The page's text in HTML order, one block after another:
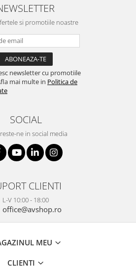
si promotiile noastre
newsletter cu promotiile
mai multe in Politica de
SOCIAL
ne in social media
CLIENTI
L-V 10:00 - 18:00
office@avshop.ro
MEU
CLIENTI